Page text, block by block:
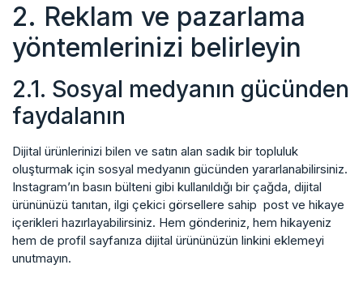
2. Reklam ve pazarlama
yöntemlerinizi belirleyin
2.1. Sosyal medyanın gücünden
faydalanın
Dijital ürünlerinizi bilen ve satın alan sadık bir topluluk
oluşturmak için sosyal medyanın gücünden yararlanabilirsiniz.
Instagram’ın basın bülteni gibi kullanıldığı bir çağda, dijital
ürününüzü tanıtan, ilgi çekici görsellere sahip post ve hikaye
içerikleri hazırlayabilirsiniz. Hem gönderiniz, hem hikayeniz
hem de profil sayfanıza dijital ürününüzün linkini eklemeyi
unutmayın.